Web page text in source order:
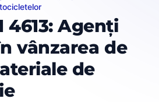
4613: Agenți
vânzarea de
de